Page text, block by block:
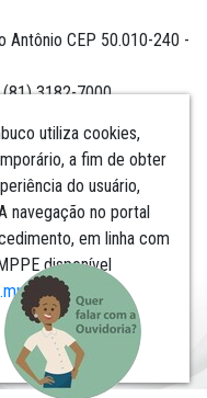
utiliza cookies,
a fim de obter
do usuário,
navegação no portal
em linha com
disponível
lgpd.​​​​​​​
Antônio CEP 50.010-240 -
3182-7000